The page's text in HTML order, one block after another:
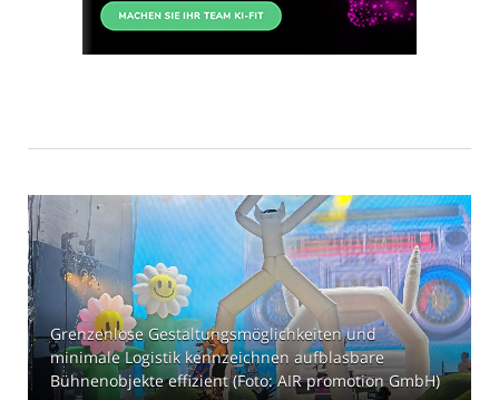
Grenzenlose Gestaltungsmöglichkeiten und
minimale Logistik kennzeichnen aufblasbare
Bühnenobjekte effizient (Foto: AIR promotion GmbH)